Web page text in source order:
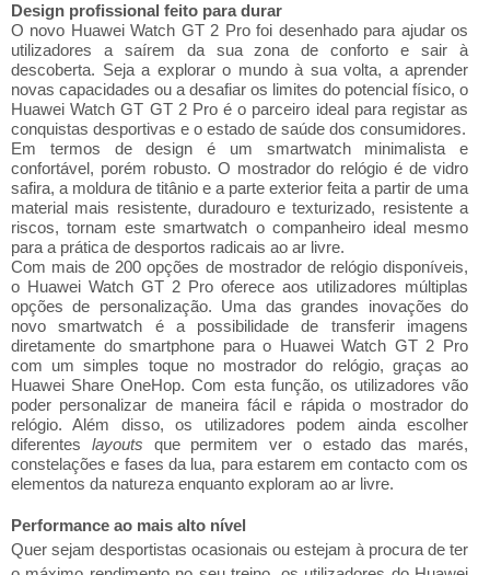
Design profissional feito para durar
O novo Huawei Watch GT 2 Pro foi desenhado para ajudar os
utilizadores a saírem da sua zona de conforto e sair à
descoberta. Seja a explorar o mundo à sua volta, a aprender
novas capacidades ou a desafiar os limites do potencial físico, o
Huawei Watch GT GT 2 Pro é o parceiro ideal para registar as
conquistas desportivas e o estado de saúde dos consumidores.
Em termos de design é um smartwatch minimalista e
confortável, porém robusto. O mostrador do relógio é de vidro
safira, a moldura de titânio e a parte exterior feita a partir de uma
material mais resistente, duradouro e texturizado, resistente a
riscos, tornam este smartwatch o companheiro ideal mesmo
para a prática de desportos radicais ao ar livre.
Com mais de 200 opções de mostrador de relógio disponíveis,
o Huawei Watch GT 2 Pro oferece aos utilizadores múltiplas
opções de personalização. Uma das grandes inovações do
novo smartwatch é a possibilidade de transferir imagens
diretamente do smartphone para o Huawei Watch GT 2 Pro
com um simples toque no mostrador do relógio, graças ao
Huawei Share OneHop. Com esta função, os utilizadores vão
poder personalizar de maneira fácil e rápida o mostrador do
relógio. Além disso, os utilizadores podem ainda escolher
diferentes layouts que permitem ver o estado das marés,
constelações e fases da lua, para estarem em contacto com os
elementos da natureza enquanto exploram ao ar livre.
Performance ao mais alto nível
Quer sejam desportistas ocasionais ou estejam à procura de ter